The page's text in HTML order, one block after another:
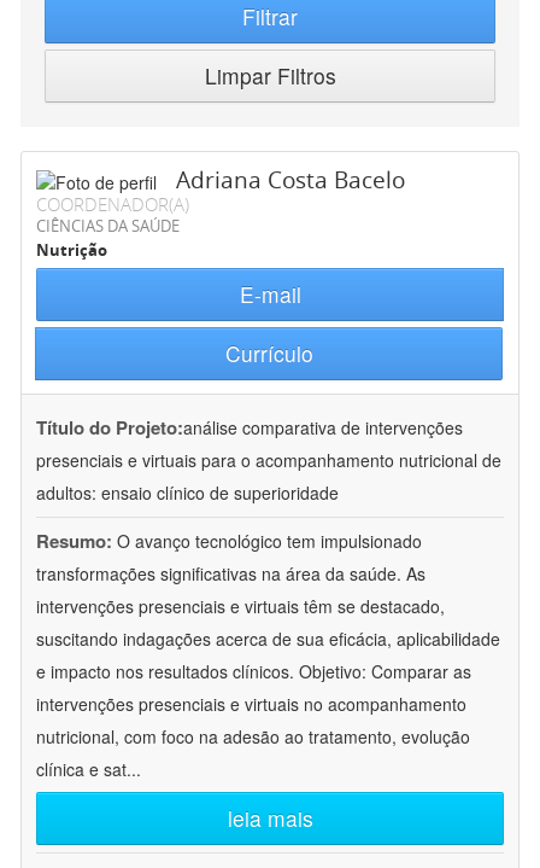
Filtrar
Limpar Filtros
Adriana Costa Bacelo
COORDENADOR(A)
CIÊNCIAS DA SAÚDE
Nutrição
E-mail
Currículo
Título do Projeto:análise comparativa de intervenções
presenciais e virtuais para o acompanhamento nutricional de
adultos: ensaio clínico de superioridade
Resumo: O avanço tecnológico tem impulsionado
transformações significativas na área da saúde. As
intervenções presenciais e virtuais têm se destacado,
suscitando indagações acerca de sua eficácia, aplicabilidade
e impacto nos resultados clínicos. Objetivo: Comparar as
intervenções presenciais e virtuais no acompanhamento
nutricional, com foco na adesão ao tratamento, evolução
clínica e sat...
leia mais